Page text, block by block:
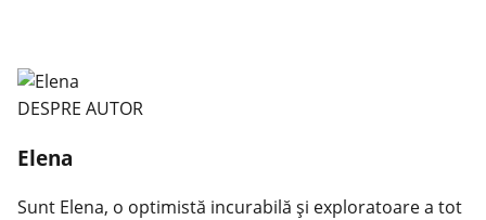
DESPRE AUTOR
Elena
Sunt Elena, o optimistă incurabilă și exploratoare a tot